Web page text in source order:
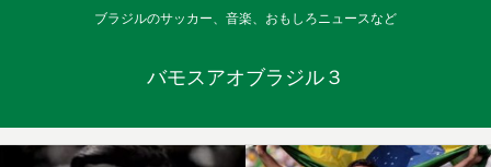
ブラジルのサッカー、音楽、おもしろニュースなど
バモスアオブラジル３